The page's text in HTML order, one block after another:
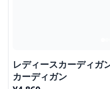
レディースカーディガ
カーディガン